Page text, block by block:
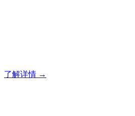
了解详情 →